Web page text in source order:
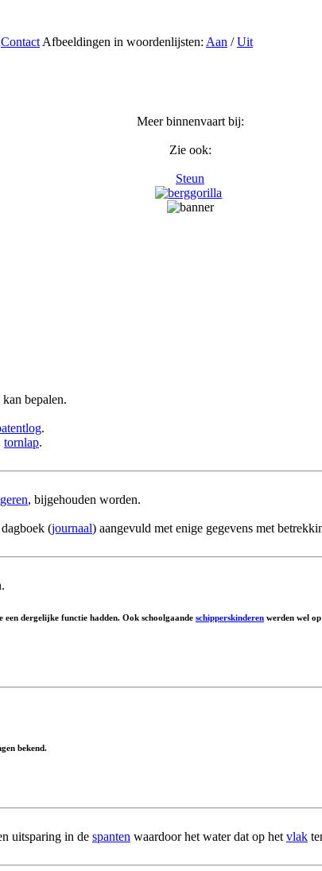
Contact Afbeeldingen in woordenlijsten: Aan /Uit
Meer binnenvaart bij:
Zie ook:
Steun
kan bepalen.
.
tornlap.
, bijgehouden worden.
(journaal) aangevuld met enige gegevens met
dergelijke functie hadden. Ook schoolgaande schipperskinderen werden wel
bekend.
uitsparing in de spanten waardoor het water dat op het vlak